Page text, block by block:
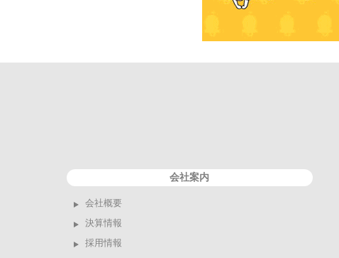
会社案内
会社概要
決算情報
採用情報